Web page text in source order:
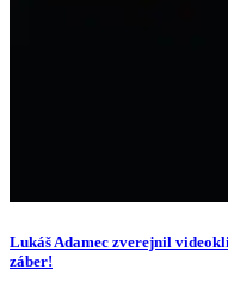
Lukáš Adamec zverejnil
záber!